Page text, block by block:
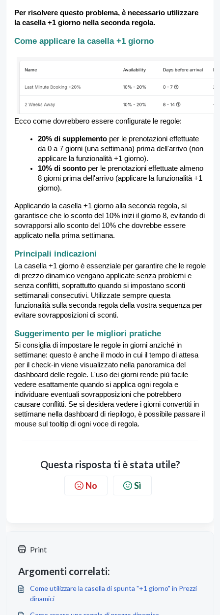
Per risolvere questo problema, è necessario utilizzare
la casella +1 giorno nella seconda regola.
Come applicare la casella +1 giorno
Ecco come dovrebbero essere configurate le regole:
20% di supplemento per le prenotazioni effettuate
da 0 a 7 giorni (una settimana) prima dell'arrivo (non
applicare la funzionalità +1 giorno).
10% di sconto per le prenotazioni effettuate almeno
8 giorni prima dell'arrivo (applicare la funzionalità +1
giorno).
Applicando la casella +1 giorno alla seconda regola, si
garantisce che lo sconto del 10% inizi il giorno 8, evitando di
sovrapporsi allo sconto del 10% che dovrebbe essere
applicato nella prima settimana.
Principali indicazioni
La casella +1 giorno è essenziale per garantire che le regole
di prezzo dinamico vengano applicate senza problemi e
senza conflitti, soprattutto quando si impostano sconti
settimanali consecutivi. Utilizzate sempre questa
funzionalità sulla seconda regola della vostra sequenza per
evitare sovrapposizioni di sconti.
Suggerimento per le migliori pratiche
Si consiglia di impostare le regole in giorni anziché in
settimane: questo è anche il modo in cui il tempo di attesa
per il check-in viene visualizzato nella panoramica del
dashboard delle regole. L'uso dei giorni rende più facile
vedere esattamente quando si applica ogni regola e
individuare eventuali sovrapposizioni che potrebbero
causare conflitti. Se si desidera vedere i giorni convertiti in
settimane nella dashboard di riepilogo, è possibile passare il
mouse sul tooltip di ogni voce di regola.
Questa risposta ti è stata utile?
No Sì
Print
Argomenti correlati:
Come utilizzare la casella di spunta "+1 giorno" in Prezzi
dinamici